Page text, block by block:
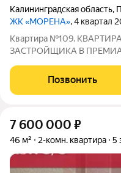
Калининградская область,
ЖК «МОРЕНА», 4 квартал
Квартира №109.
ЗАСТРОЙЩИКА В
прописки полноценное жильё у моря, не апартаменты.Позвонить
7 600 000 ₽
46 м² 2-комн. квартира 5